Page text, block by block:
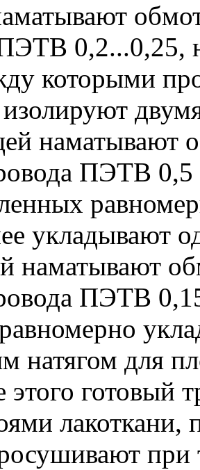
0,2...0,25,
которыми
наматывают
ПЭТВ 0,5
укладывают
наматывают
ПЭТВ
натягом для
готовый
при